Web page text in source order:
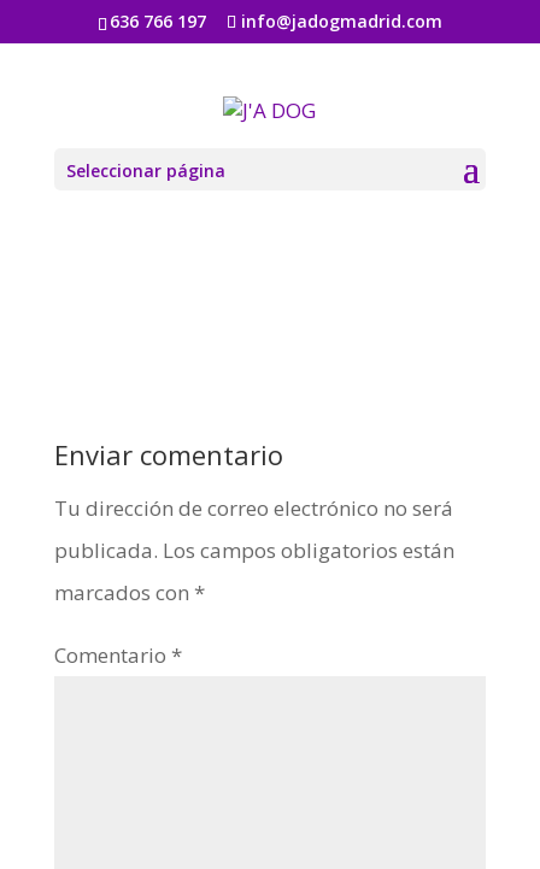
636 766 197 info@jadogmadrid.com
Seleccionar página
architect-firm-02
Enviar comentario
Tu dirección de correo electrónico no será
publicada. Los campos obligatorios están
marcados con *
Comentario *